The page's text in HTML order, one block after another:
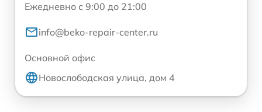
Ежедневно с 9:00 до 21:00
info@beko-repair-center.ru
Основной офис
Новослободская улица, дом 4